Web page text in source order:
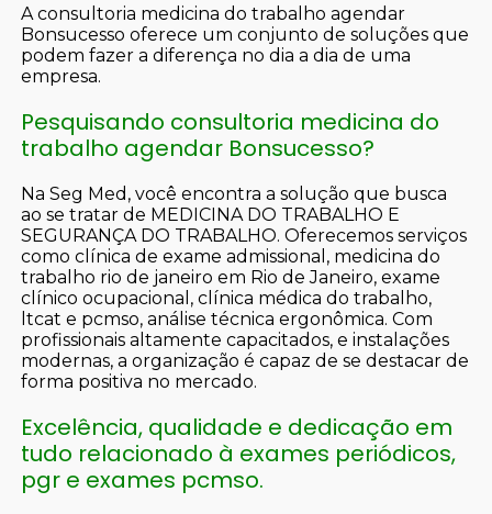
A consultoria medicina do trabalho agendar
Bonsucesso oferece um conjunto de soluções que
podem fazer a diferença no dia a dia de uma
empresa.
Pesquisando consultoria medicina do
trabalho agendar Bonsucesso?
Na Seg Med, você encontra a solução que busca
ao se tratar de MEDICINA DO TRABALHO E
SEGURANÇA DO TRABALHO. Oferecemos serviços
como clínica de exame admissional, medicina do
trabalho rio de janeiro em Rio de Janeiro, exame
clínico ocupacional, clínica médica do trabalho,
ltcat e pcmso, análise técnica ergonômica. Com
profissionais altamente capacitados, e instalações
modernas, a organização é capaz de se destacar de
forma positiva no mercado.
Excelência, qualidade e dedicação em
tudo relacionado à exames periódicos,
pgr e exames pcmso.